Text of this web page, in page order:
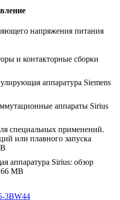
напряжения питания
и контакторные сборки
аппаратура Siemens
аппараты Sirius
специальных применений.
или плавного запуска
аппаратура Sirius: обзор
MB